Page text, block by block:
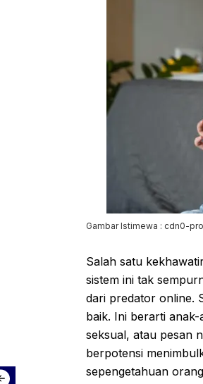
Gambar Istimewa : cdn0-
Salah satu
sistem ini tak
dari predator online.
baik. Ini berarti
seksual, atau pesan
berpotensi
sepengetahuan